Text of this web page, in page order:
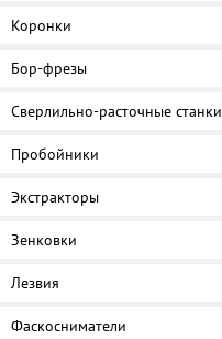
Коронки
Бор-фрезы
Сверлильно-расточные станки
Пробойники
Экстракторы
Зенковки
Лезвия
Фаскосниматели